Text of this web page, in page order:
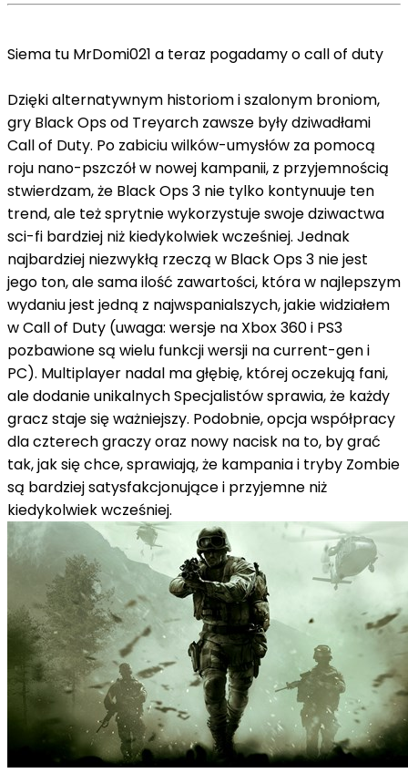
Siema tu MrDomi021 a teraz pogadamy o call of duty
Dzięki alternatywnym historiom i szalonym broniom,
gry Black Ops od Treyarch zawsze były dziwadłami
Call of Duty. Po zabiciu wilków-umysłów za pomocą
roju nano-pszczół w nowej kampanii, z przyjemnością
stwierdzam, że Black Ops 3 nie tylko kontynuuje ten
trend, ale też sprytnie wykorzystuje swoje dziwactwa
sci-fi bardziej niż kiedykolwiek wcześniej. Jednak
najbardziej niezwykłą rzeczą w Black Ops 3 nie jest
jego ton, ale sama ilość zawartości, która w najlepszym
wydaniu jest jedną z najwspanialszych, jakie widziałem
w Call of Duty (uwaga: wersje na Xbox 360 i PS3
pozbawione są wielu funkcji wersji na current-gen i
PC). Multiplayer nadal ma głębię, której oczekują fani,
ale dodanie unikalnych Specjalistów sprawia, że każdy
gracz staje się ważniejszy. Podobnie, opcja współpracy
dla czterech graczy oraz nowy nacisk na to, by grać
tak, jak się chce, sprawiają, że kampania i tryby Zombie
są bardziej satysfakcjonujące i przyjemne niż
kiedykolwiek wcześniej.